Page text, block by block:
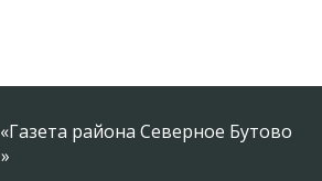
района Северное Бутово